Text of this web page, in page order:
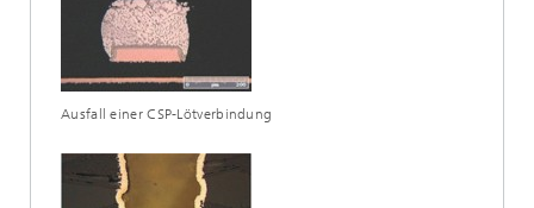
Ausfall einer CSP-Lötverbindung